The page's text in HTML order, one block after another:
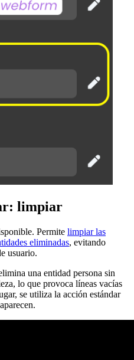
limpiar
Permite limpiar las
eliminadas, evitando
usuario.
una entidad persona sin
lo que provoca líneas vacías
se utiliza la acción estándar